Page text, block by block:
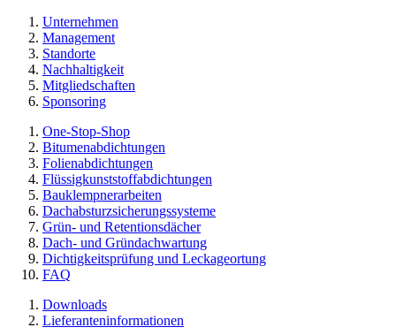
Unternehmen
Management
Standorte
Nachhaltigkeit
Mitgliedschaften
Sponsoring
One-Stop-Shop
Bitumenabdichtungen
Folienabdichtungen
Flüssigkunststoffabdichtungen
Bauklempnerarbeiten
Dachabsturzsicherungssysteme
Grün- und Retentionsdächer
Dach- und Gründachwartung
Dichtigkeitsprüfung und Leckageortung
FAQ
Downloads
Lieferanteninformationen